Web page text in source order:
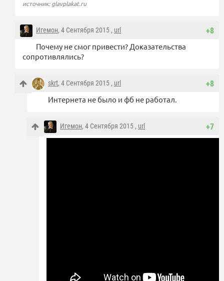
источник: glavplakat.ru
+8
Игемон, 4 Сентября 2015 , url
Почему не смог привести? Доказательства
сопротивлялись?
+8
skrt, 4 Сентября 2015 , url
Интернета не было и фб не работал.
+7
Игемон, 4 Сентября 2015 , url